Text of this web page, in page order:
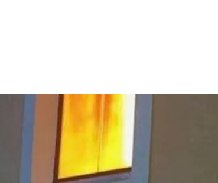
невідомі підпалили церкву та
залякування. Все це відбувається з